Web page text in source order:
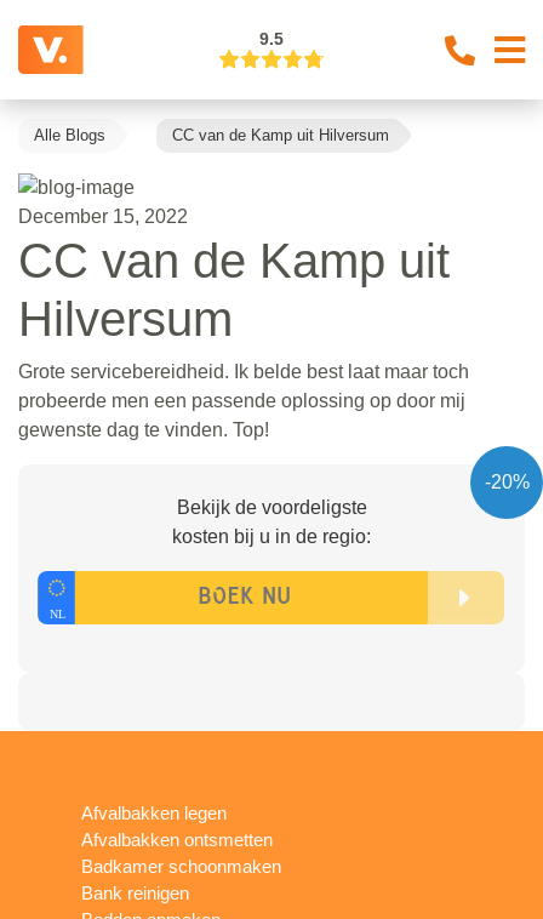
9.5
Alle Blogs CC van de Kamp uit Hilversum
December 15, 2022
CC van de Kamp uit
Hilversum
Grote servicebereidheid. Ik belde best laat maar toch
probeerde men een passende oplossing op door mij
gewenste dag te vinden. Top!
-20%
Bekijk de voordeligste
kosten bij u in de regio:
Afvalbakken legen
Afvalbakken ontsmetten
Badkamer schoonmaken
Bank reinigen